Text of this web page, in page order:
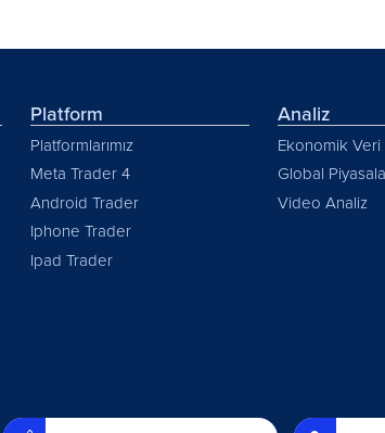
Platform
Platformlarımız
Meta Trader 4
Android Trader
Iphone Trader
Ipad Trader
Analiz
Ekonomik Veri
Global
Video Analiz